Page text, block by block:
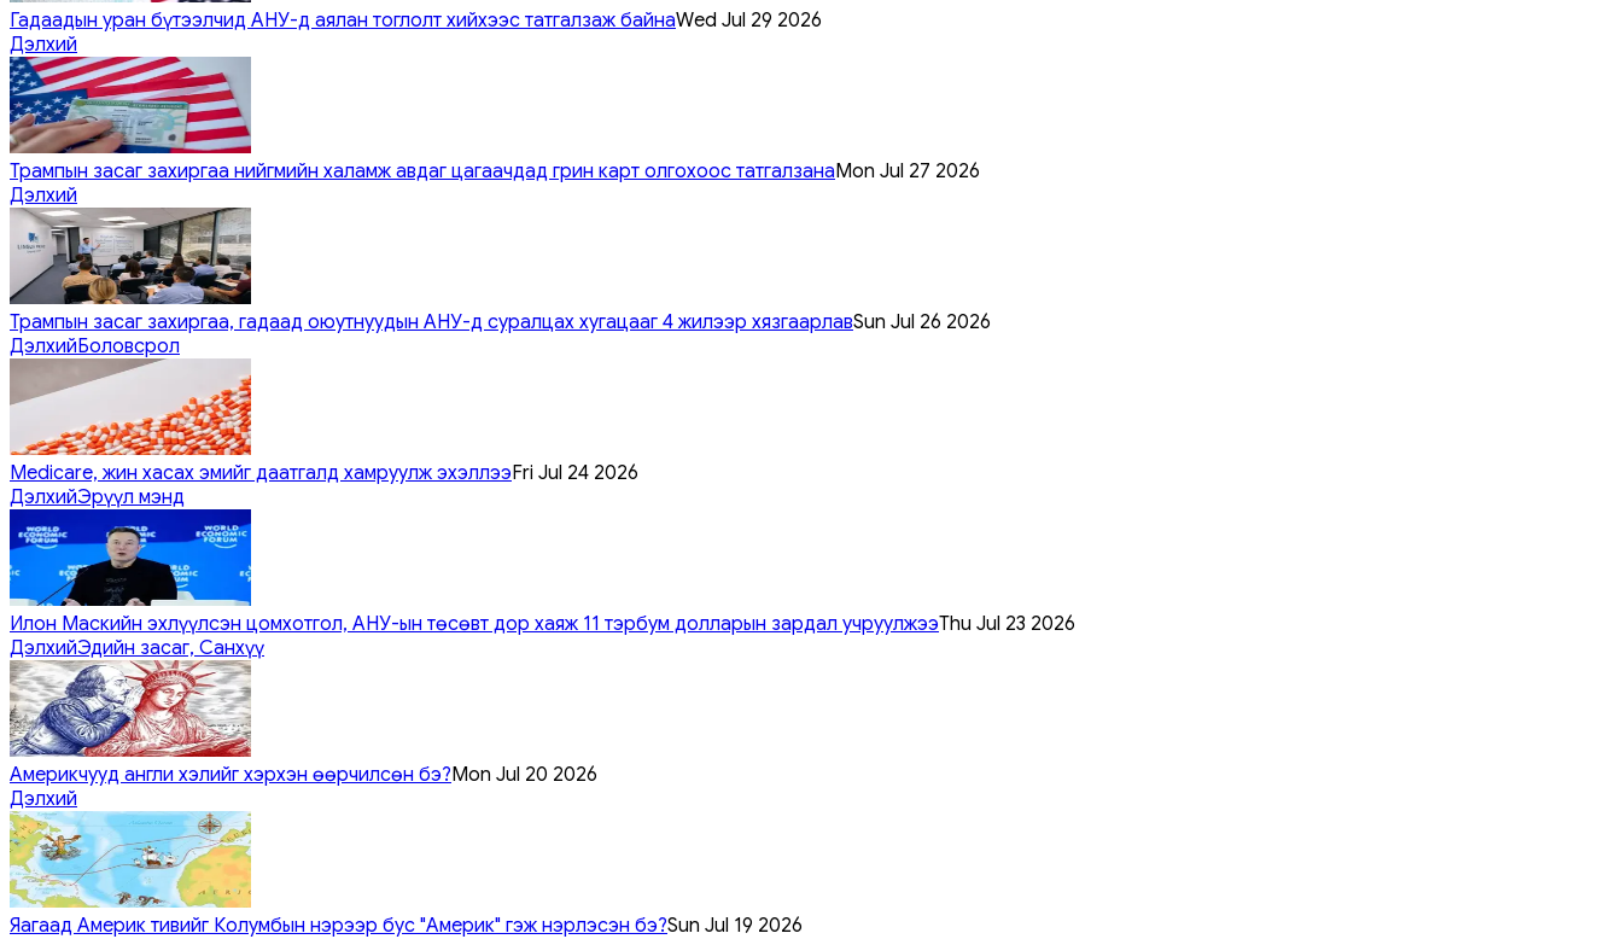
Гадаадын уран бүтээлчид АНУ-д аялан тоглолт хийхээс татгалзаж байнаWed Jul 29 2026
Дэлхий
Трампын засаг захиргаа нийгмийн халамж авдаг цагаачдад грин карт олгохоос татгалзанаMon Jul 27 2026
Дэлхий
Трампын засаг захиргаа, гадаад оюутнуудын АНУ-д суралцах хугацааг 4 жилээр хязгаарлавSun Jul 26 2026
ДэлхийБоловсрол
Medicare, жин хасах эмийг даатгалд хамруулж эхэллээFri Jul 24 2026
ДэлхийЭрүүл мэнд
Илон Маскийн эхлүүлсэн цомхотгол, АНУ-ын төсөвт дор хаяж 11 тэрбум долларын зардал учруулжээThu Jul 23 2026
ДэлхийЭдийн засаг, Санхүү
Америкчууд англи хэлийг хэрхэн өөрчилсөн бэ?Mon Jul 20 2026
Дэлхий
Яагаад Америк тивийг Колумбын нэрээр бус "Америк" гэж нэрлэсэн бэ?Sun Jul 19 2026